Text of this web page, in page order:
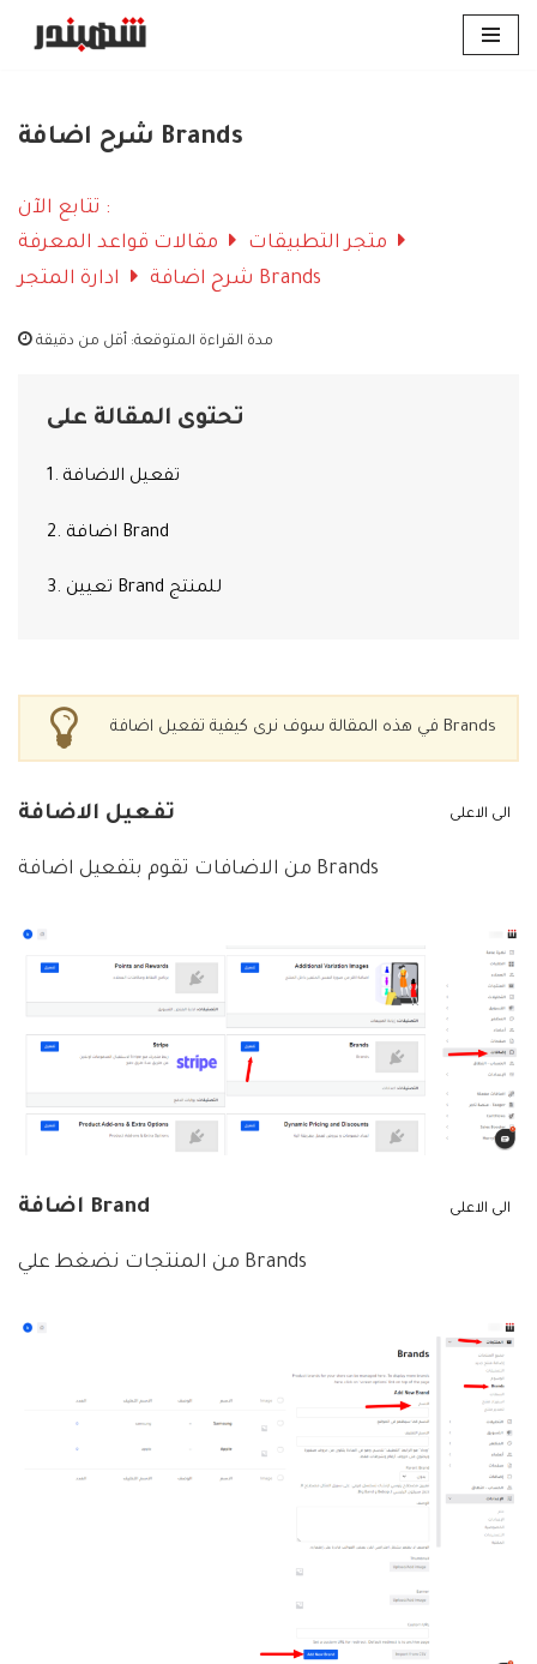
content
شرح اضافة Brands
تتابع الآن :
شرح اضافة Brands
مدة القراءة المتوقعة: أقل من دقيقة
تحتوى المقالة على
1. تفعيل الاضافة
2. اضافة Brand
3. تعيين Brand للمنتج
في هذه المقالة سوف نرى كيفية تفعيل اضافة Brands
تفعيل الاضافة
من الاضافات تقوم بتفعيل اضافة Brands
اضافة Brand
من المنتجات نضغط علي Brands